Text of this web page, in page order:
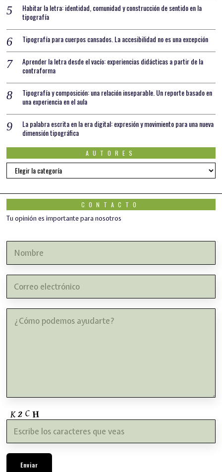
Habitar la letra: identidad, comunidad y construcción de sentido en la
tipografía
Tipografía para cuerpos cansados. La accesibilidad no es una excepción
Aprender la letra desde el vacío: experiencias didácticas a partir de la
contraforma
Tipografía y composición: una relación inseparable. Un reporte basado en
una experiencia en el aula
La palabra escrita en la era digital: expresión y movimiento para una nueva
dimensión tipográfica
AUTORES
AUTORES
CONTACTO
Tu opinión es importante para nosotros